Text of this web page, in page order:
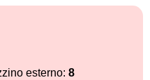
esterno: 8